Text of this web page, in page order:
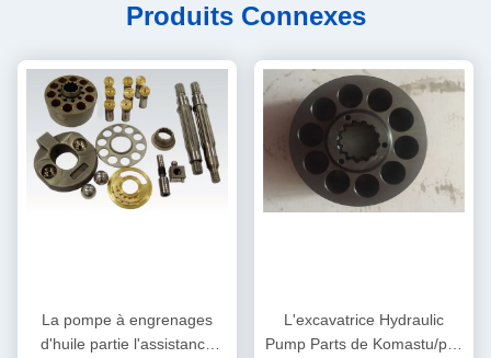
Produits Connexes
La pompe à engrenages
d'huile partie l'assistance
L'excavatrice Hydraulic
Pump Parts de Komastu/plat